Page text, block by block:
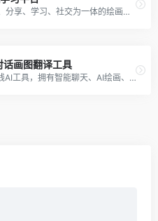
XtimesAI提供了一个集创作、分享、学习、社交为一体的绘画艺术平台，让用户可以通过AI技术和绘画工具，发挥自己的创意和想象力，创作出独具特色的艺术作品。
画图翻译工具
极简智能是一款综合性的在线AI工具，拥有智能聊天、AI绘画、创作、编写、翻译、写代码等多种功能。